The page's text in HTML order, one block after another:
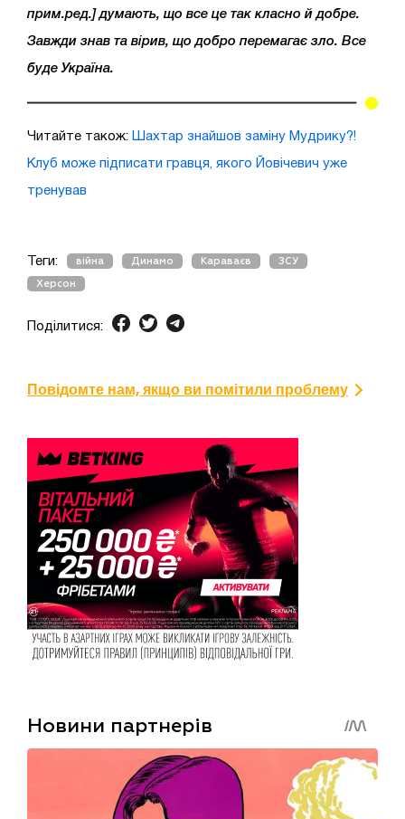
прим.ред.] думають, що все це так класно й добре.
Завжди знав та вірив, що добро перемагає зло. Все
буде Україна.
Читайте також: Шахтар знайшов заміну Мудрику?!
Клуб може підписати гравця, якого Йовічевич уже
тренував
Теги: війна Динамо Караваєв ЗСУ
Херсон
Поділитися:
Повідомте нам, якщо ви помітили проблему